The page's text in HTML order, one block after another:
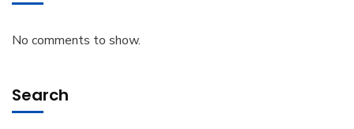
No comments to show.
Search